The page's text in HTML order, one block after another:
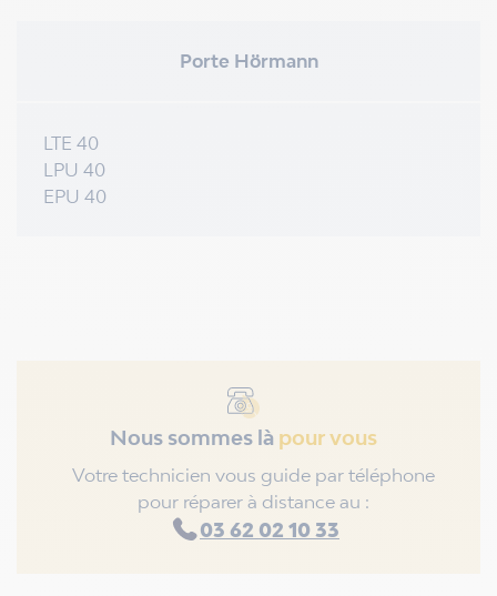
Porte Hörmann
LTE 40
LPU 40
EPU 40
Nous sommes là pour vous
Votre technicien vous guide par téléphone
pour réparer à distance au :
03 62 02 10 33